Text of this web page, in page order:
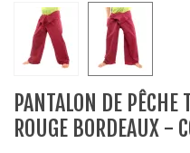
PANTALON DE
ROUGE BORDEAUX -